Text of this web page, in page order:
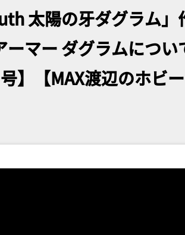
太陽の牙ダグラム
ーマー ダグラムにつ
】【MAX渡辺のホビ